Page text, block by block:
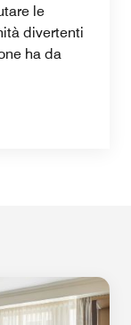
le
divertenti
ha da